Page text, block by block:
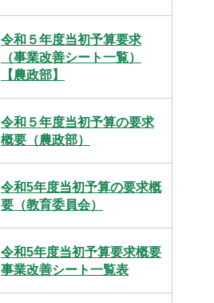
令和５年度当初予算要求
（事業改善シート一覧）
【農政部】
令和５年度当初予算の要求
概要（農政部）
令和5年度当初予算の要求概
要（教育委員会）
令和5年度当初予算要求概要
事業改善シート一覧表